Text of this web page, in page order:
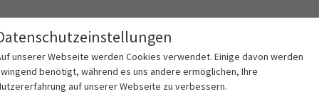
unserer Webseite werden Cookies verwendet. Einige davon werden
benötigt, während es uns andere ermöglichen, Ihre
auf unserer Webseite zu verbessern.